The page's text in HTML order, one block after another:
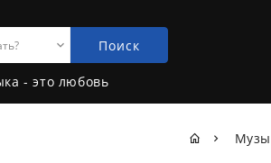
Поиск
- это любовь